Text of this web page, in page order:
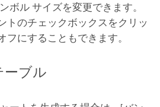
ボル サイズを変更できます。
トのチェックボックスをクリッ
フにすることもできます。
ーブル